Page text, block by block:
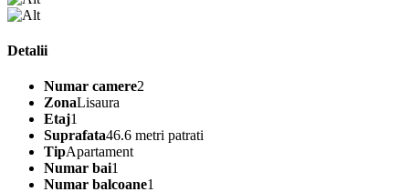
Detalii
Numar camere2
ZonaLisaura
Etaj1
Suprafata46.6 metri patrati
TipApartament
Numar bai1
Numar balcoane1